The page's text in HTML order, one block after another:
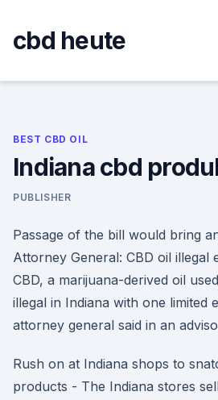
content
cbd heute
BEST CBD OIL
Indiana cbd
PUBLISHER
Passage of the bill would bring
Attorney General: CBD oil illegal
CBD, a marijuana-derived oil
illegal in Indiana with one limited
attorney general said in an
Rush on at Indiana shops to
products - The Indiana stores